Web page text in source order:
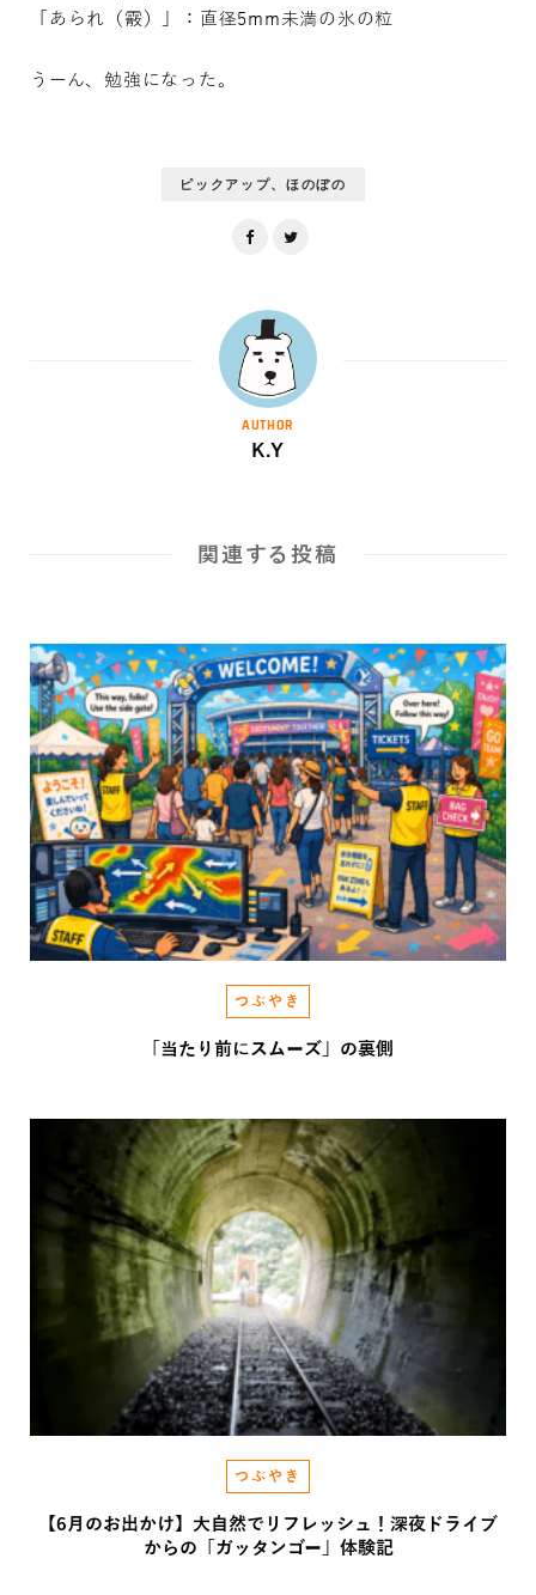
「あられ（霰）」：直径5mm未満の氷の粒
うーん、勉強になった。
ピックアップ、ほのぼの
AUTHOR
K.Y
関連する投稿
つぶやき
「当たり前にスムーズ」の裏側
つぶやき
【6月のお出かけ】大自然でリフレッシュ！深夜ドライブ
からの「ガッタンゴー」体験記